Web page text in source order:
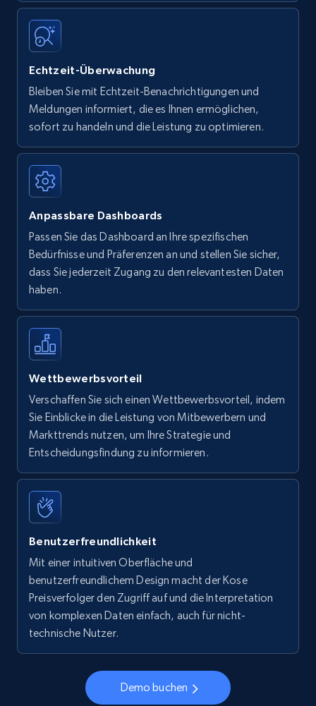
Echtzeit-Überwachung
Bleiben Sie mit Echtzeit-Benachrichtigungen und
Meldungen informiert, die es Ihnen ermöglichen,
sofort zu handeln und die Leistung zu optimieren.
Anpassbare Dashboards
Passen Sie das Dashboard an Ihre spezifischen
Bedürfnisse und Präferenzen an und stellen Sie sicher,
dass Sie jederzeit Zugang zu den relevantesten Daten
haben.
Wettbewerbsvorteil
Verschaffen Sie sich einen Wettbewerbsvorteil, indem
Sie Einblicke in die Leistung von Mitbewerbern und
Markttrends nutzen, um Ihre Strategie und
Entscheidungsfindung zu informieren.
Benutzerfreundlichkeit
Mit einer intuitiven Oberfläche und
benutzerfreundlichem Design macht der Kose
Preisverfolger den Zugriff auf und die Interpretation
von komplexen Daten einfach, auch für nicht-
technische Nutzer.
Demo buchen